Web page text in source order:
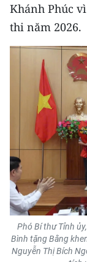
CHUYÊN ĐỀ
CÁC CHUYÊN
VỀ BÁO NHÂN
THỜI NAY
NHÂN DÂN
NHÂN DÂN
MUA BÁO
ĐỌC BÁO IN
Khánh Phúc
thi năm 2026.
Phó Bí thư Tỉnh
Bình tặng Bằng
Nguyễn Thị Bích